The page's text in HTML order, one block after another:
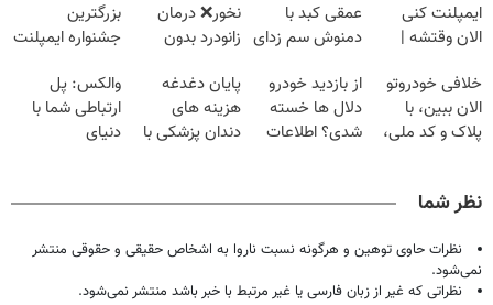
ایمپلنت کنی
الان وقتشه |
میلیون تومان!!!
عمقی کبد با
دمنوش سم زدای
نخور❌ درمان
زانودرد بدون
بزرگترین
جشنواره ایمپلنت
فقط ۲۵ میلیون
خلافی خودروتو
الان ببین، با
پلاک و کد ملی،
از بازدید خودرو
دلال ها خسته
شدی؟ اطلاعات
پایان دغدغه
هزینه های
دندان پزشکی با
والکس: پل
ارتباطی شما با
دنیای
نظر شما
نظرات حاوی توهین و هرگونه نسبت ناروا به اشخاص حقیقی و حقوقی منتشر
نمی‌شود.
نظراتی که غیر از زبان فارسی یا غیر مرتبط با خبر باشد منتشر نمی‌شود.